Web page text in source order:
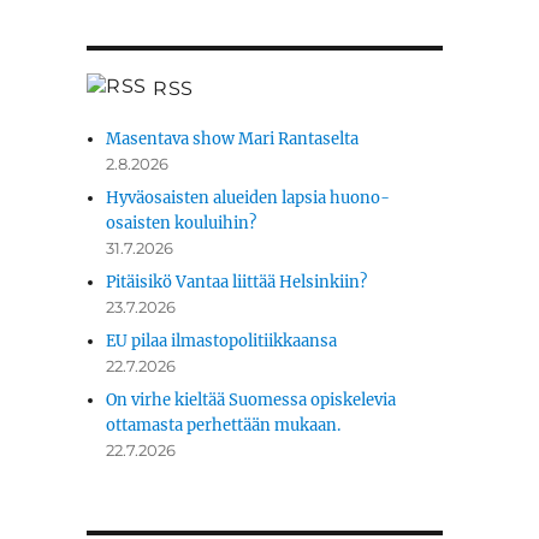
RSS
Masentava show Mari Rantaselta
2.8.2026
Hyväosaisten alueiden lapsia huono-
osaisten kouluihin?
31.7.2026
Pitäisikö Vantaa liittää Helsinkiin?
23.7.2026
EU pilaa ilmastopolitiikkaansa
22.7.2026
On virhe kieltää Suomessa opiskelevia
ottamasta perhettään mukaan.
22.7.2026